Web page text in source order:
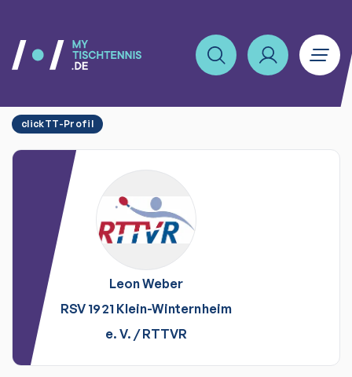
clickTT-Profil
LeonWeber
RSV 1921 Klein-Winternheim
e. V. /RTTVR